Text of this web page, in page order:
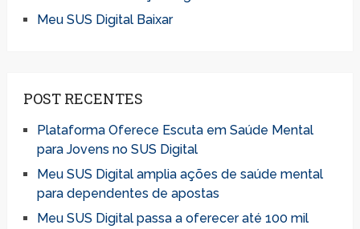
Meu SUS Digital Baixar
POST RECENTES
Plataforma Oferece Escuta em Saúde Mental
para Jovens no SUS Digital
Meu SUS Digital amplia ações de saúde mental
para dependentes de apostas
Meu SUS Digital passa a oferecer até 100 mil